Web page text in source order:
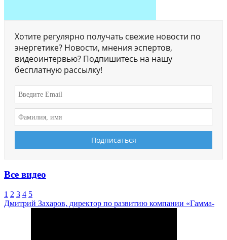
Хотите регулярно получать свежие новости по
энергетике? Новости, мнения эспертов,
видеоинтервью? Подпишитесь на нашу
бесплатную рассылку!
Все видео
1 2 3 4 5
Дмитрий Захаров, директор по развитию компании «Гамма-